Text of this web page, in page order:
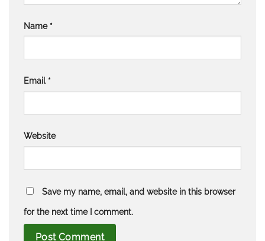
Name *
Email *
Website
Save my name, email, and website in this browser
for the next time I comment.